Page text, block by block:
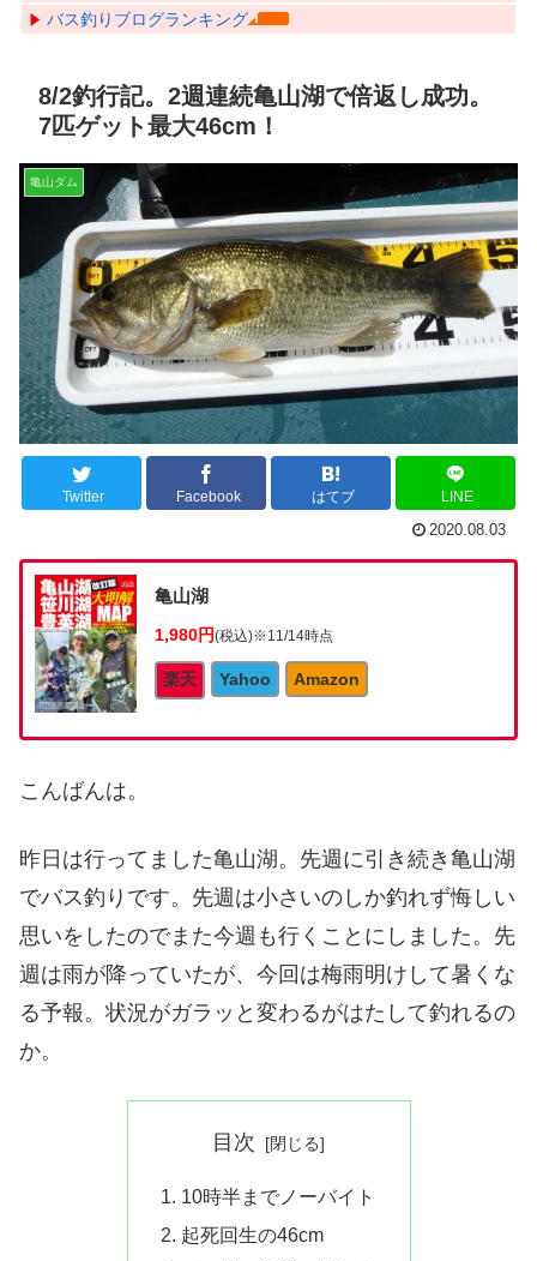
バス釣りブログランキング
8/2釣行記。2週連続亀山湖で倍返し成功。
7匹ゲット最大46cm！
亀山ダム
Twitter Facebook はてブ LINE
2020.08.03
亀山湖
1,980円(税込)※11/14時点
楽天 Yahoo Amazon
こんばんは。
昨日は行ってました亀山湖。先週に引き続き亀山湖
でバス釣りです。先週は小さいのしか釣れず悔しい
思いをしたのでまた今週も行くことにしました。先
週は雨が降っていたが、今回は梅雨明けして暑くな
る予報。状況がガラッと変わるがはたして釣れるの
か。
目次
10時半までノーバイト
起死回生の46cm